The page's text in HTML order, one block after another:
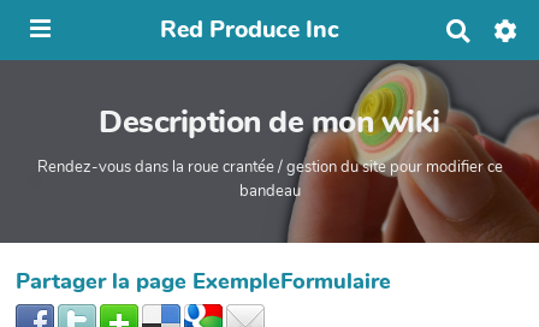
Red Produce Inc
e
r
c
r
Description de mon wiki
Rendez-vous dans la roue crantée / gestion du site pour modifier ce
bandeau
Partager la page ExempleFormulaire